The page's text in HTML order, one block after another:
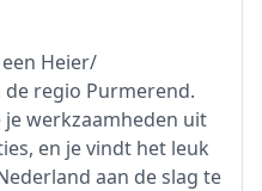
Heier/
regio Purmerend.
werkzaamheden uit
en je vindt het leuk
aan de slag te